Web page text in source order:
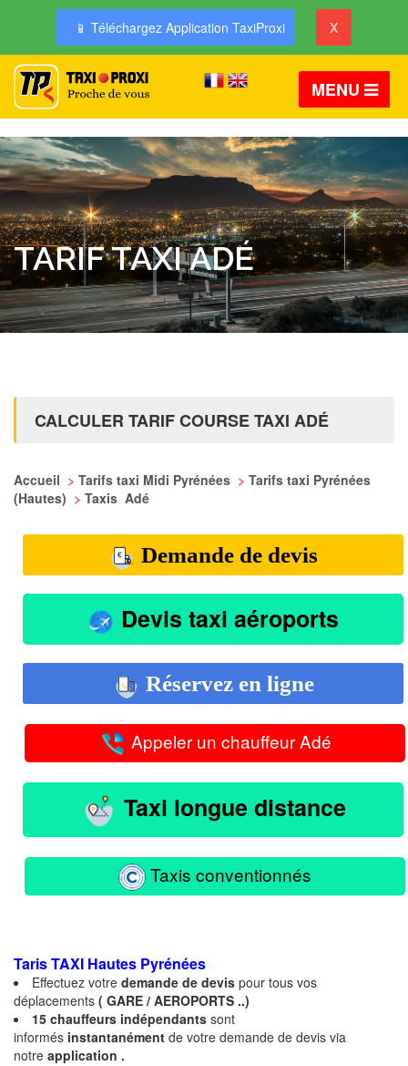
📱 Téléchargez Application TaxiProxi X
MENU
TARIF TAXI ADÉ
CALCULER TARIF COURSE TAXI ADÉ
Accueil > Tarifs taxi Midi Pyrénées > Tarifs taxi Pyrénées
(Hautes) > Taxis Adé
Demande de devis
Devis taxi aéroports
Réservez en ligne
Appeler un chauffeur Adé
Taxi longue distance
Taxis conventionnés
Taris TAXI Hautes Pyrénées
Effectuez votre demande de devis pour tous vos
déplacements ( GARE / AEROPORTS ..)
15 chauffeurs indépendants sont
informés instantanément de votre demande de devis via
notre application .